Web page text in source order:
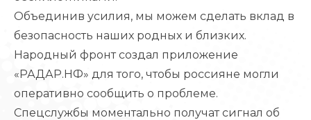
Объединив усилия, мы можем сделать вклад в
безопасность наших родных и близких.
Народный фронт создал приложение
«РАДАР.НФ» для того, чтобы россияне могли
оперативно сообщить о проблеме.
Спецслужбы моментально получат сигнал об